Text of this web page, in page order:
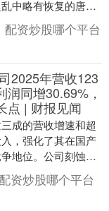
中略有恢复的唐
境之中。泾源兵
....
配资炒股哪个平台
2025年营收123
同增30.69%，
点 | 财报见闻
成的营收增速和超
，强化了其在国产
地位。公司刻蚀设
额近百亿；薄膜设
配资炒股哪个平台